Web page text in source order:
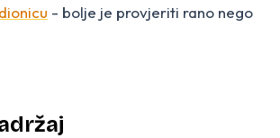
- bolje je provjeriti rano nego